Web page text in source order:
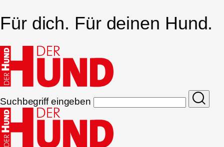
Für dich. Für deinen Hund.
Suchbegriff eingeben